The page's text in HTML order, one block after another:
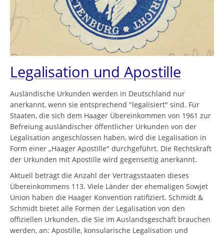
Legalisation und Apostille
Ausländische Urkunden werden in Deutschland nur
anerkannt, wenn sie entsprechend "legalisiert" sind. Für
Staaten, die sich dem Haager Übereinkommen von 1961 zur
Befreiung ausländischer öffentlicher Urkunden von der
Legalisation angeschlossen haben, wird die Legalisation in
Form einer „Haager Apostille" durchgeführt. Die Rechtskraft
der Urkunden mit Apostille wird gegenseitig anerkannt.
Aktuell beträgt die Anzahl der Vertragsstaaten dieses
Übereinkommens 113. Viele Länder der ehemaligen Sowjet
Union haben die Haager Konvention ratifiziert. Schmidt &
Schmidt bietet alle Formen der Legalisation von den
offiziellen Urkunden, die Sie im Auslandsgeschäft brauchen
werden, an: Apostille, konsularische Legalisation und